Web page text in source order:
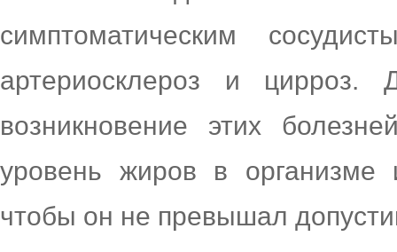
симптоматическим
артериосклероз и цирроз.
возникновение этих
уровень жиров в организме
чтобы он не превышал